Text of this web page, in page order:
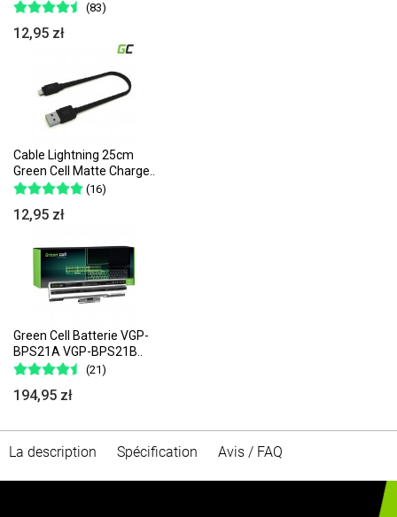
(83)
12,95 zł
Cable Lightning 25cm
Green Cell Matte Charge..
(16)
12,95 zł
Green Cell Batterie VGP-
BPS21A VGP-BPS21B..
(21)
194,95 zł
La description Spécification Avis / FAQ